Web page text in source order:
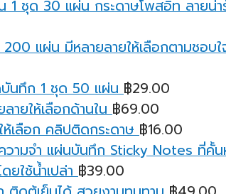
กระดาษโพสอิท ลายน่
นทึก 1 ชุด 50 แผ่น ฿29.00
ายให้เลือกด้านใน ฿69.00
เลือก คลิปติดกระดาษ ฿16.00
ามจํา แผ่นบันทึก Sticky Notes ที่คั้น
ยใช้น้ำเปล่า ฿39.00